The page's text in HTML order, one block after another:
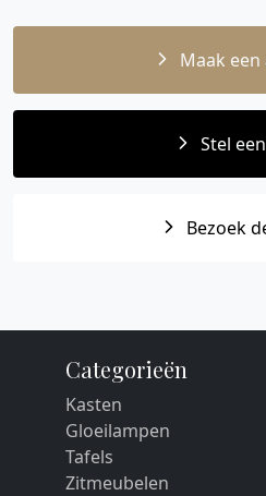
Maak
Stel
Bezoek
Categorieën
Kasten
Gloeilampen
Tafels
Zitmeubelen